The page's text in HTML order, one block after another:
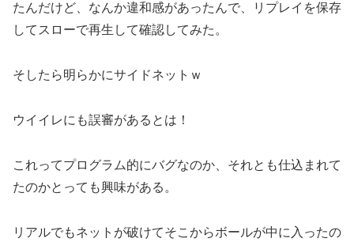
たんだけど、なんか違和感があったんで、リプレイを保存
してスローで再生して確認してみた。
そしたら明らかにサイドネットｗ
ウイイレにも誤審があるとは！
これってプログラム的にバグなのか、それとも仕込まれて
たのかとっても興味がある。
リアルでもネットが破けてそこからボールが中に入ったの